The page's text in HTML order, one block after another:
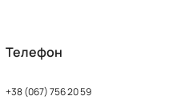
Телефон
+38 (067) 756 20 59